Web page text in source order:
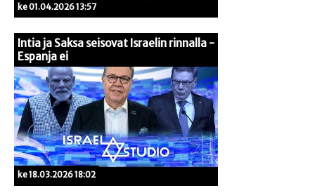
ke 01.04.2026 13:57
Intia ja Saksa seisovat Israelin rinnalla -
Espanja ei
ke 18.03.2026 18:02